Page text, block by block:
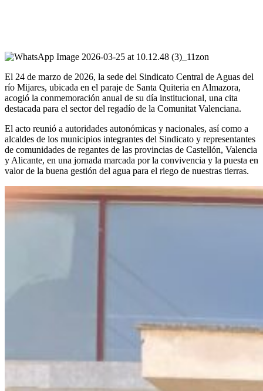
El 24 de marzo de 2026, la sede del Sindicato Central de Aguas del
río Mijares, ubicada en el paraje de Santa Quiteria en Almazora,
acogió la conmemoración anual de su día institucional, una cita
destacada para el sector del regadío de la Comunitat Valenciana.
El acto reunió a autoridades autonómicas y nacionales, así como a
alcaldes de los municipios integrantes del Sindicato y representantes
de comunidades de regantes de las provincias de Castellón, Valencia
y Alicante, en una jornada marcada por la convivencia y la puesta en
valor de la buena gestión del agua para el riego de nuestras tierras.